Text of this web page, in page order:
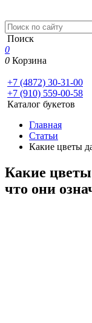
Поиск
0
0 Корзина
+7 (4872) 30-31-00
+7 (910) 559-00-58
Каталог букетов
Главная
Статьи
Какие цветы
Какие
что они